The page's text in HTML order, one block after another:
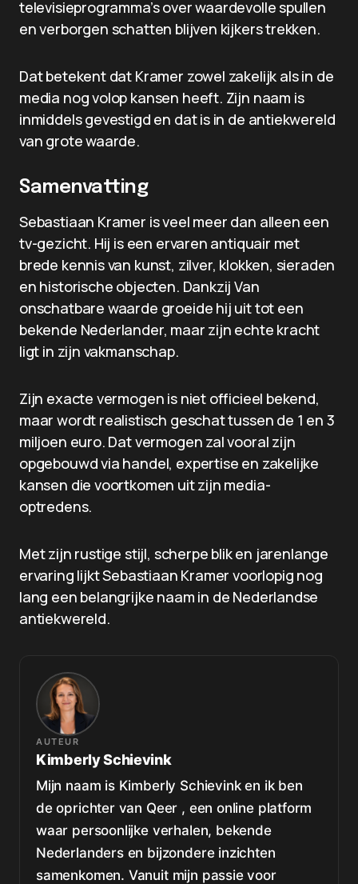
televisieprogramma’s over waardevolle spullen
en verborgen schatten blijven kijkers trekken.
Dat betekent dat Kramer zowel zakelijk als in de
media nog volop kansen heeft. Zijn naam is
inmiddels gevestigd en dat is in de antiekwereld
van grote waarde.
Samenvatting
Sebastiaan Kramer is veel meer dan alleen een
tv-gezicht. Hij is een ervaren antiquair met
brede kennis van kunst, zilver, klokken, sieraden
en historische objecten. Dankzij Van
onschatbare waarde groeide hij uit tot een
bekende Nederlander, maar zijn echte kracht
ligt in zijn vakmanschap.
Zijn exacte vermogen is niet officieel bekend,
maar wordt realistisch geschat tussen de 1 en 3
miljoen euro. Dat vermogen zal vooral zijn
opgebouwd via handel, expertise en zakelijke
kansen die voortkomen uit zijn media-
optredens.
Met zijn rustige stijl, scherpe blik en jarenlange
ervaring lijkt Sebastiaan Kramer voorlopig nog
lang een belangrijke naam in de Nederlandse
antiekwereld.
AUTEUR
Kimberly Schievink
Mijn naam is Kimberly Schievink en ik ben
de oprichter van Qeer , een online platform
waar persoonlijke verhalen, bekende
Nederlanders en bijzondere inzichten
samenkomen. Vanuit mijn passie voor